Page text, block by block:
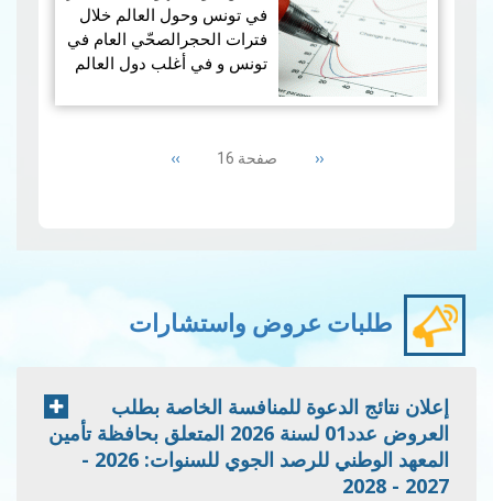
كافة، وكانت معدّلات الحر…
قراءة المزيد
في تونس وحول العالم خلال
فترات الحجرالصحّي العام في
تونس و في أغلب دول العالم
كشفت دراسة علميّة بالمعهد
نشرت بالمجلة العلمّي…Previous
‹‹ صفحة 16 Next
››
طلبات عروض واستشارات
إعلان نتائج الدعوة للمنافسة الخاصة بطلب
العروض عدد01 لسنة 2026 المتعلق بحافظة تأمين
المعهد الوطني للرصد الجوي للسنوات: 2026 -
2027 - 2028